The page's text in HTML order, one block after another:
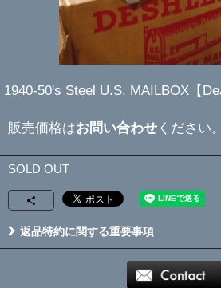
1940-50's Steel U.S. MAILBOX【
販売価格はお問い合わせ ください。
SOLD OUT
返品特約に関する重要事項